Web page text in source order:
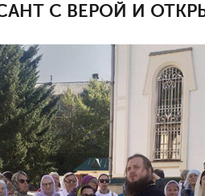
С ВЕРОЙ И